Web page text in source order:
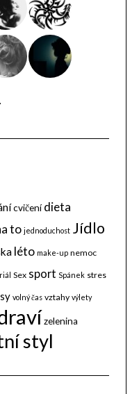
cvičení dieta
to jednoduchost Jídlo
léto make-up nemoc
Sex sport Spánek stres
volný čas vztahy výlety
zelenina
styl